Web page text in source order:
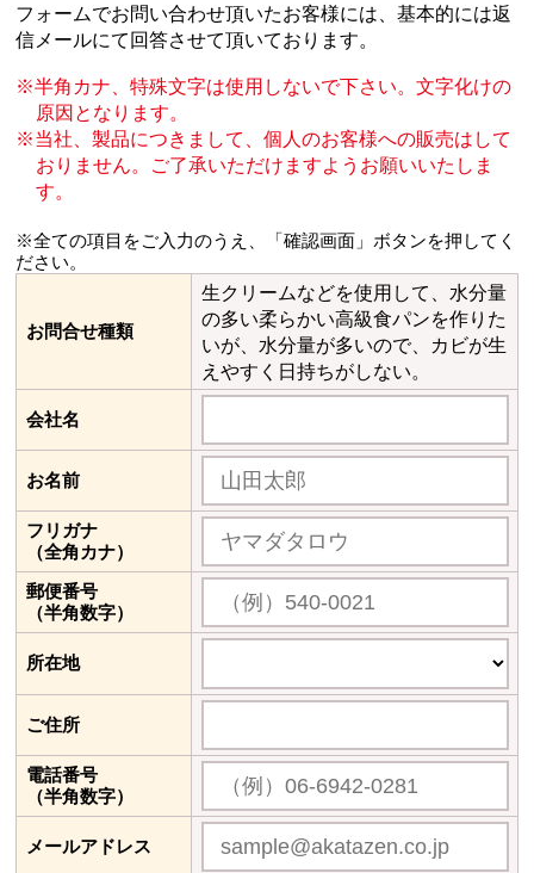
フォームでお問い合わせ頂いたお客様には、基本的には返
信メールにて回答させて頂いております。
半角カナ、特殊文字は使用しないで下さい。文字化けの
原因となります。
当社、製品につきまして、個人のお客様への販売はして
おりません。
ご了承いただけますようお願いいたしま
す。
※全ての項目をご入力のうえ、「確認画面」ボタンを押してく
ださい。
お問合せ種類
生クリームなどを使用して、水分量
の多い柔らかい高級食パンを作りた
いが、水分量が多いので、カビが生
えやすく日持ちがしない。
会社名
お名前
フリガナ
（全角カナ）
郵便番号
（半角数字）
所在地
ご住所
電話番号
（半角数字）
メールアドレス